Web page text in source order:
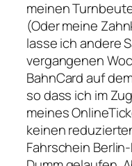
meinen
(Oder meine
lasse ich andere
vergangenen
BahnCard auf
so dass ich im
meines
keinen
Fahrschein